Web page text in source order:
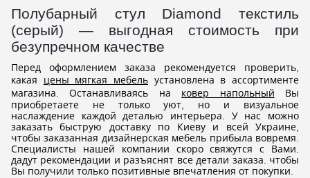
Полубарный стул Diamond текстиль
(серый) — выгодная стоимость при
безупречном качестве
Перед оформлением заказа рекомендуется проверить,
какая цены мягкая мебель установлена в ассортименте
магазина. Останавливаясь на ковер напольный Вы
приобретаете не только уют, но и визуальное
наслаждение каждой деталью интерьера. У нас можно
заказать быструю доставку по Киеву и всей Украине,
чтобы заказанная дизайнерская мебель прибыла вовремя.
Специалисты нашей компании скоро свяжутся с Вами.
дадут рекомендации и разъяснят все детали заказа. чтобы
Вы получили только позитивные впечатления от покупки.